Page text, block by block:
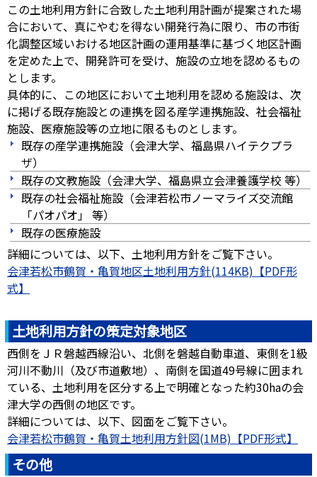
この土地利用方針に合致した土地利用計画が提案された場
合において、真にやむを得ない開発行為に限り、市の市街
化調整区域いおける地区計画の運用基準に基づく地区計画
を定めた上で、開発許可を受け、施設の立地を認めるもの
とします。
具体的に、この地区において土地利用を認める施設は、次
に掲げる既存施設との連携を図る産学連携施設、社会福祉
施設、医療施設等の立地に限るものとします。
既存の産学連携施設（会津大学、福島県ハイテクプラ
ザ）
既存の文教施設（会津大学、福島県立会津養護学校 等）
既存の社会福祉施設（会津若松市ノーマライズ交流館
「パオパオ」 等）
既存の医療施設
詳細については、以下、土地利用方針をご覧下さい。
会津若松市鶴賀・亀賀地区土地利用方針(114KB)
土地利用方針の策定対象地区
西側をＪＲ磐越西線沿い、北側を磐越自動車道、東側を1級
河川不動川（及び市道敷地）、南側を国道49号線に囲まれ
ている、土地利用を区分する上で明確となった約30haの会
津大学の西側の地区です。
詳細については、以下、図面をご覧下さい。
会津若松市鶴賀・亀賀土地利用方針図(1MB)
その他